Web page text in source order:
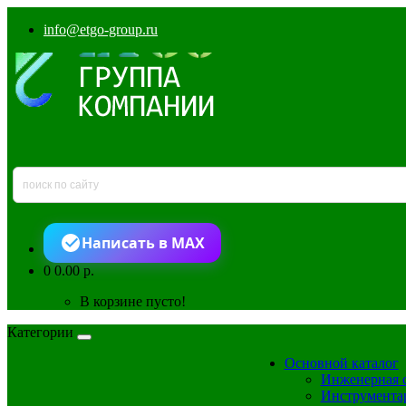
info@etgo-group.ru
Написать в MAX
00.00 р.
В корзине пусто!
Категории
Основной каталог
Инженерная